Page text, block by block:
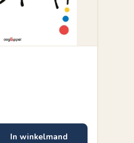
In winkelmand